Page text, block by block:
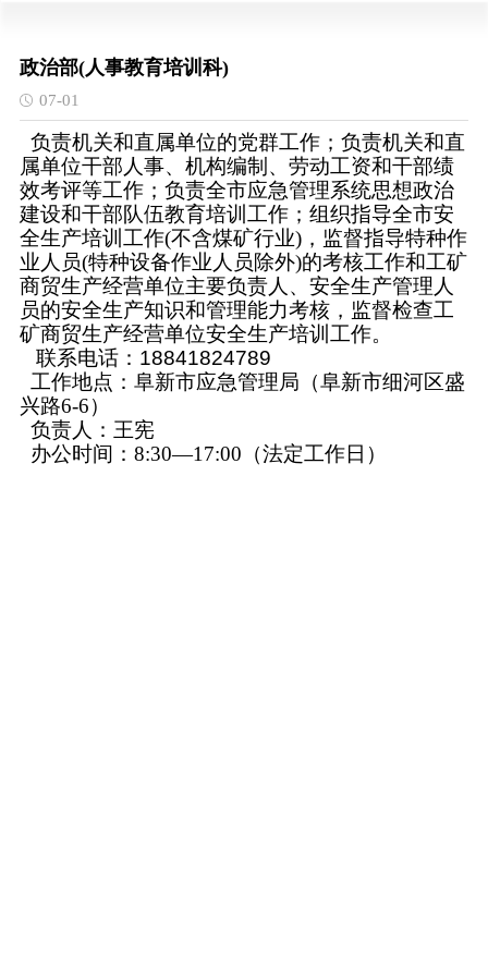
政治部(人事教育培训科)
07-01
负责机关和直属单位的党群工作； 负责机关和直
属单位干部人事、机构编制、劳动工资和干部绩
效考评等工作； 负责全市应急管理系统思想政治
建设和干部队伍教育培训工作； 组织指导全市安
全生产培训工作(不含煤矿行业)，监督指导特种作
业人员(特种设备作业人员除外)的考核工作和工矿
商贸生产经营单位主要负责人、安全生产管理人
员的安全生产知识和管理能力考核，监督检查工
矿商贸生产经营单位安全生产培训工作。
联系电话： 18841824789
工作地点：阜新市应急管理局（阜新市细河区盛
兴路6-6）
负责人：王宪
办公时间： 8:30—17:00 （法定工作日）